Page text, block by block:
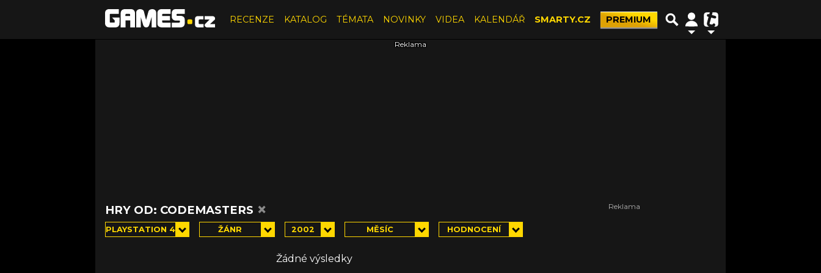
RECENZE KATALOG TÉMATA NOVINKY VIDEA KALENDÁŘ SMARTY.CZ PREMIUM
HRY OD: CODEMASTERS ×
PLAYSTATION 4 ŽÁNR 2002 MĚSÍC HODNOCENÍ
Žádné výsledky